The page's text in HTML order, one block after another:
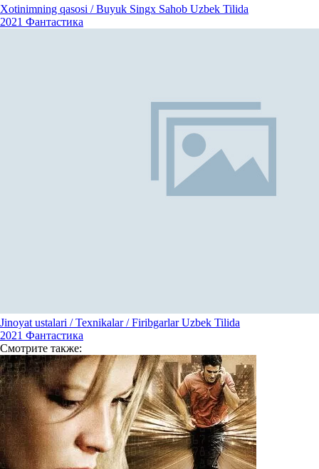
Xotinimning qasosi / Buyuk Singx Sahob Uzbek Tilida
2021 Фантастика
Jinoyat ustalari / Texnikalar / Firibgarlar Uzbek Tilida
2021 Фантастика
Смотрите также: